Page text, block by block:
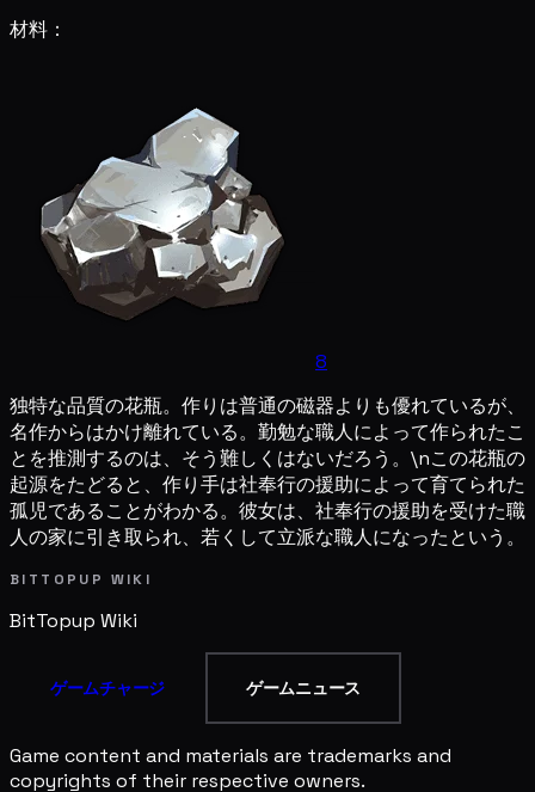
材料：
8
独特な品質の花瓶。作りは普通の磁器よりも優れているが、
名作からはかけ離れている。勤勉な職人によって作られたこ
とを推測するのは、そう難しくはないだろう。\nこの花瓶の
起源をたどると、作り手は社奉行の援助によって育てられた
孤児であることがわかる。彼女は、社奉行の援助を受けた職
人の家に引き取られ、若くして立派な職人になったという。
BITTOPUP WIKI
BitTopup Wiki
ゲームチャージ ゲームニュース
Game content and materials are trademarks and
copyrights of their respective owners.